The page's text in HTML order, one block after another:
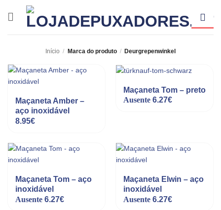
Início / Marca do produto / Deurgrepenwinkel
Maçaneta Amber –
aço inoxidável
8.95€
Maçaneta Tom – preto
Ausente 6.27€
Maçaneta Tom – aço
inoxidável
Ausente 6.27€
Maçaneta Elwin – aço
inoxidável
Ausente 6.27€